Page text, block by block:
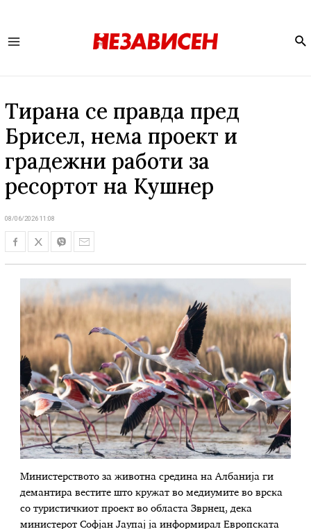
Тирана се правда пред
Брисел, нема проект и
градежни работи за
ресортот на Кушнер
08/06/2026 11:08
Министерството за животна средина на Албанија ги
демантира вестите што кружат во медиумите во врска
со туристичкиот проект во областа Зврнец, дека
министерот Софјан Јаупај ја информирал Европската